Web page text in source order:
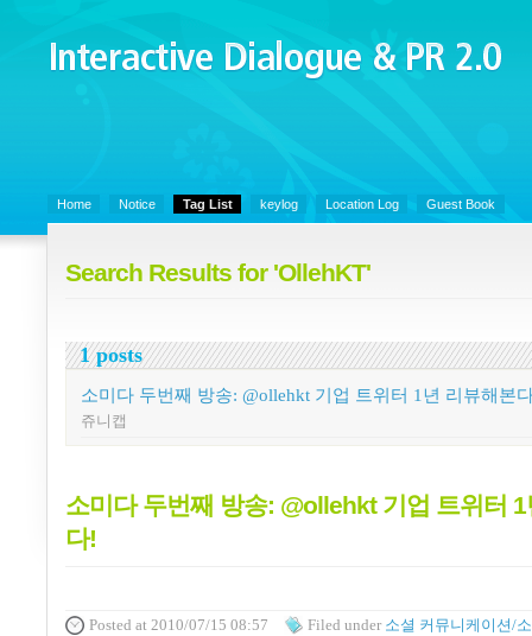
Interactive Dialogue &
PR 2.0
Home Notice Tag List keylog Location Log Guest Book
Search Results for 'OllehKT'
1 posts
소미다 두번째 방송: @ollehkt 기업 트위터 1년 리뷰해본
쥬니캡
소미다 두번째 방송: @ollehkt 기업 트위터
다!
Posted at 2010/07/15 08:57 Filed under 소셜 커뮤니케이션/